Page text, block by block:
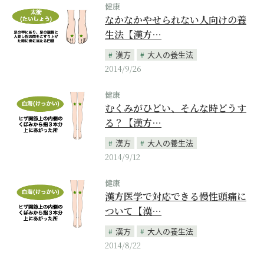
健康
なかなかやせられない人向けの養
生法【漢方…
漢方
大人の養生法
2014/9/26
健康
むくみがひどい、そんな時どうす
る？【漢方…
漢方
大人の養生法
2014/9/12
健康
漢方医学で対応できる慢性頭痛に
ついて【漢…
漢方
大人の養生法
2014/8/22